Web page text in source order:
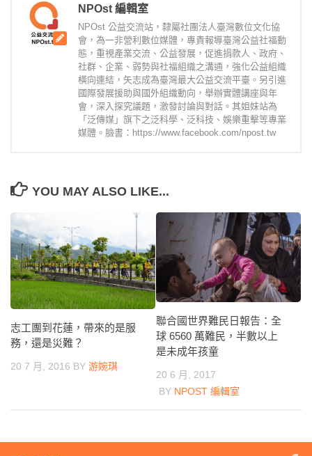
NPOst 編輯室
NPOst 公益交流站，隸屬社團法人臺灣數位文化協
會，為一非營利數位媒體，專責報導臺灣公益社福動
態，重視產業交流、公益發展，促進捐款人、政府、
社群、企業、弱勢與社福組織之溝通，強化公益組織
橫向連結，矢志成為臺灣最大公益交流平臺。另引進
國際發展援助與國外組織動向，舉辦實體講座與年
會，深入探究議題，激發討論與對話。其姐妹站為
「泛傳媒」旗下之泛科學、泛科技、娛樂重擊等專業
媒體。臉書：https://www.facebook.com/npost.tw
YOU MAY ALSO LIKE...
志工團到花蓮，帶來的是服
務，還是災難？
20 7 月, 2016 BY 游婉琪
聯合國世界難民日報告：全
球 6560 萬難民，半數以上
是未成年孩童
20 6 月, 2017
BY NPOST 編輯室